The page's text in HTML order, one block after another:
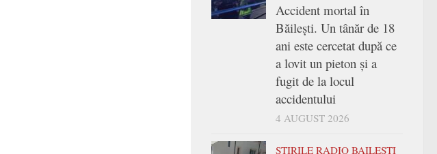
Accident mortal în
Băilești. Un tânăr de 18
ani este cercetat după ce
a lovit un pieton și a
fugit de la locul
accidentului
4 AUGUST 2026
STIRILE RADIO BAILESTI